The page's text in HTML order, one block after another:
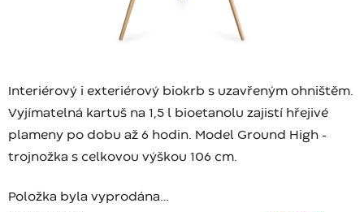
Interiérový i exteriérový biokrb s uzavřeným ohništěm.
Vyjímatelná kartuš na 1,5 l bioetanolu zajistí hřejivé
plameny po dobu až 6 hodin. Model Ground High -
trojnožka s celkovou výškou 106 cm.
Položka byla vyprodána…